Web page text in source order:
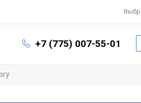
+7 (775) 007-55-01